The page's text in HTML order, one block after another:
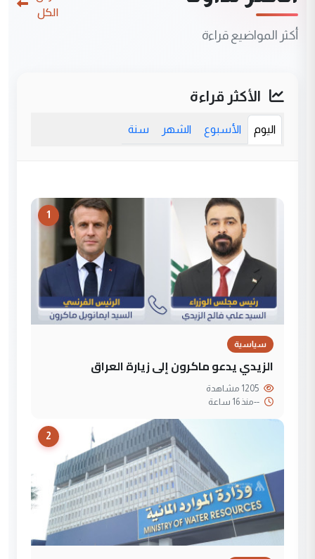
أكثر المواضيع قراءة
الكل
الأكثر قراءة
اليوم الأسبوع الشهر سنة
1
سياسية
الزيدي يدعو ماكرون إلى زيارة العراق
--منذ 16 ساعة
2